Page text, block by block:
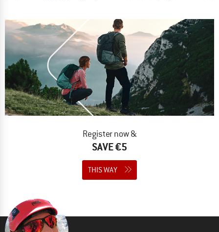
Register now &
SAVE €5
THIS WAY